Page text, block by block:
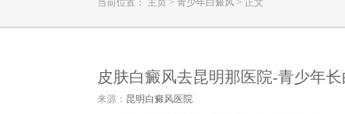
当前位置： 主页 > 青少年白癜风 > 正文
皮肤白癜风去昆明那医院-青少年
来源： 昆明白癜风医院